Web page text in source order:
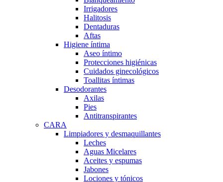
Irrigadores
Halitosis
Dentaduras
Aftas
Higiene íntima
Aseo íntimo
Protecciones higiénicas
Cuidados ginecológicos
Toallitas íntimas
Desodorantes
Axilas
Pies
Antitranspirantes
CARA
Limpiadores y desmaquillantes
Leches
Aguas Micelares
Aceites y espumas
Jabones
Lociones y tónicos